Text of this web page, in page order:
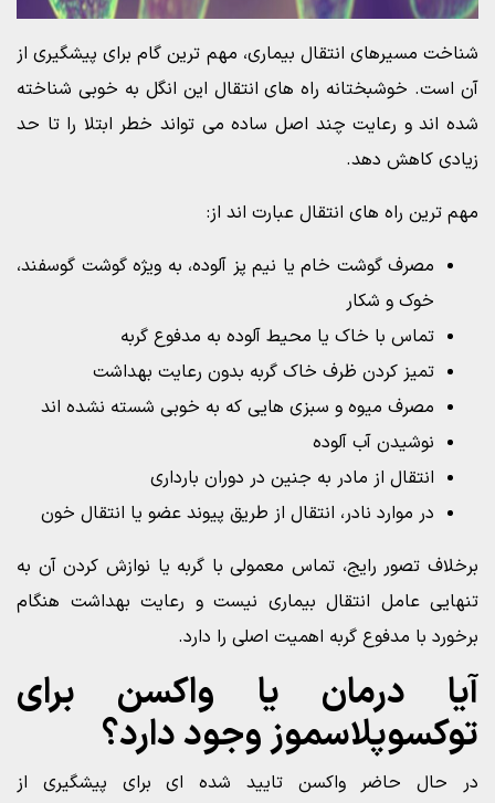
شناخت مسیرهای انتقال بیماری، مهم ترین گام برای پیشگیری از
آن است. خوشبختانه راه های انتقال این انگل به خوبی شناخته
شده اند و رعایت چند اصل ساده می تواند خطر ابتلا را تا حد
زیادی کاهش دهد.
مهم ترین راه های انتقال عبارت اند از:
مصرف گوشت خام یا نیم پز آلوده، به ویژه گوشت گوسفند،
خوک و شکار
تماس با خاک یا محیط آلوده به مدفوع گربه
تمیز کردن ظرف خاک گربه بدون رعایت بهداشت
مصرف میوه و سبزی هایی که به خوبی شسته نشده اند
نوشیدن آب آلوده
انتقال از مادر به جنین در دوران بارداری
در موارد نادر، انتقال از طریق پیوند عضو یا انتقال خون
برخلاف تصور رایج، تماس معمولی با گربه یا نوازش کردن آن به
تنهایی عامل انتقال بیماری نیست و رعایت بهداشت هنگام
برخورد با مدفوع گربه اهمیت اصلی را دارد.
آیا درمان یا واکسن برای
توکسوپلاسموز وجود دارد؟
در حال حاضر واکسن تایید شده ای برای پیشگیری از